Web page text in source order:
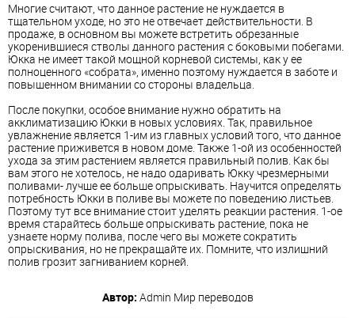
Многие считают, что данное растение не нуждается в
тщательном уходе, но это не отвечает действительности. В
продаже, в основном вы можете встретить обрезанные
укоренившиеся стволы данного растения с боковыми побегами.
Юкка не имеет такой мощной корневой системы, как у ее
полноценного «собрата», именно поэтому нуждается в заботе и
повышенном внимании со стороны владельца.
После покупки, особое внимание нужно обратить на
акклиматизацию Юкки в новых условиях. Так, правильное
увлажнение является 1-им из главных условий того, что данное
растение приживется в новом доме. Также 1-ой из особенностей
ухода за этим растением является правильный полив. Как бы
вам этого не хотелось, не надо одаривать Юкку чрезмерными
поливами- лучше ее больше опрыскивать. Научится определять
потребность Юкки в поливе вы можете по поведению листьев.
Поэтому тут все внимание стоит уделять реакции растения. 1-ое
время старайтесь больше опрыскивать растение, пока не
узнаете норму полива, после чего вы можете сократить
опрыскивания, но не прекращайте их. Помните, что излишний
полив грозит загниванием корней.
Автор: Admin Мир переводов